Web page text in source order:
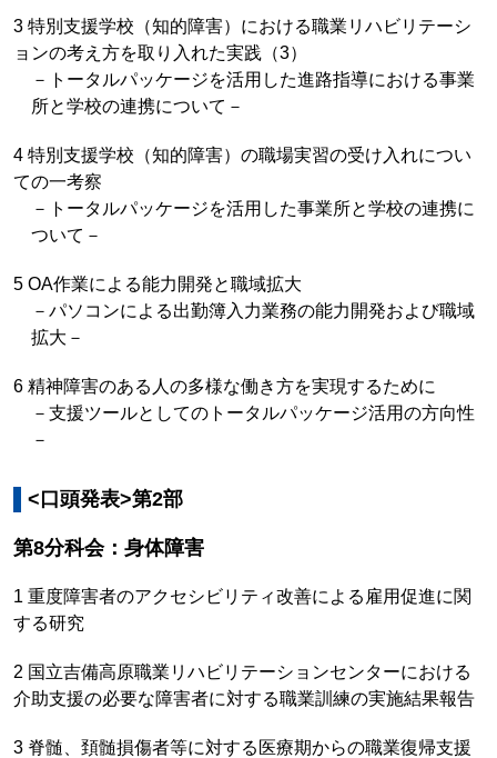
3 特別支援学校（知的障害）における職業リハビリテーシ
ョンの考え方を取り入れた実践（3）
－トータルパッケージを活用した進路指導における事業
所と学校の連携について－
4 特別支援学校（知的障害）の職場実習の受け入れについ
ての一考察
－トータルパッケージを活用した事業所と学校の連携に
ついて－
5 OA作業による能力開発と職域拡大
－パソコンによる出勤簿入力業務の能力開発および職域
拡大－
6 精神障害のある人の多様な働き方を実現するために
－支援ツールとしてのトータルパッケージ活用の方向性
－
<口頭発表>第2部
第8分科会：身体障害
1 重度障害者のアクセシビリティ改善による雇用促進に関
する研究
2 国立吉備高原職業リハビリテーションセンターにおける
介助支援の必要な障害者に対する職業訓練の実施結果報告
3 脊髄、頚髄損傷者等に対する医療期からの職業復帰支援